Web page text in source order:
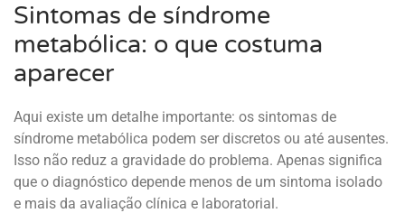
Sintomas de síndrome
metabólica: o que costuma
aparecer
Aqui existe um detalhe importante: os sintomas de
síndrome metabólica podem ser discretos ou até ausentes.
Isso não reduz a gravidade do problema. Apenas significa
que o diagnóstico depende menos de um sintoma isolado
e mais da avaliação clínica e laboratorial.